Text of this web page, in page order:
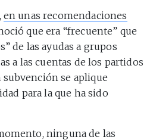
en unas recomendaciones
que era “frecuente” que
de las ayudas a grupos
a las cuentas de los partidos
subvención se aplique
para la que ha sido
ninguna de las